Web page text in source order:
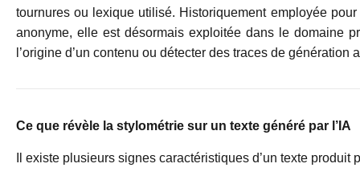
tournures ou lexique utilisé. Historiquement employée pour
anonyme, elle est désormais exploitée dans le domaine
l’origine d’un contenu ou détecter des traces de génération
Ce que révèle la stylométrie sur un texte généré par l’IA
Il existe plusieurs signes caractéristiques d’un texte produit